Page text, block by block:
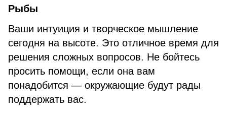
Рыбы
Ваши интуиция и творческое мышление
сегодня на высоте. Это отличное время для
решения сложных вопросов. Не бойтесь
просить помощи, если она вам
понадобится — окружающие будут рады
поддержать вас.